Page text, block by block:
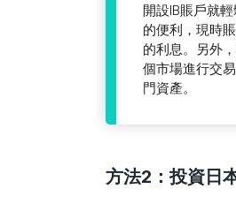
開設IB賬戶就
的便利，現時
的利息。另外
個市場進行交
門資產。
方法2：投資日